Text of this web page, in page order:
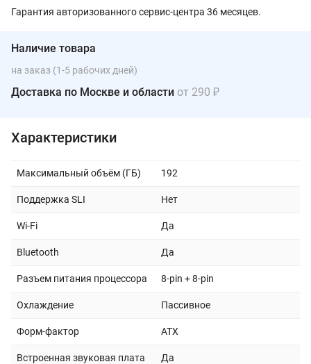
Гарантия авторизованного сервис-центра 36 месяцев.
Наличие товара
на заказ (1-5 рабочих дней)
Доставка по Москве и области от 290 ₽
Характеристики
Максимальный объём (ГБ) 192
Поддержка SLI Нет
Wi-Fi Да
Bluetooth Да
Разъем питания процессора 8-pin + 8-pin
Охлаждение Пассивное
Форм-фактор ATX
Встроенная звуковая плата Да